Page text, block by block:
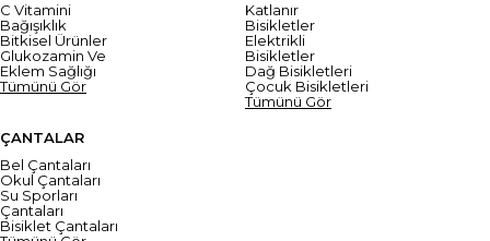
C Vitamini
Bağışıklık
Bitkisel Ürünler
Glukozamin Ve
Eklem Sağlığı
Tümünü Gör
Katlanır
Bisikletler
Elektrikli
Bisikletler
Dağ Bisikletleri
Çocuk Bisikletleri
Tümünü Gör
ÇANTALAR
Bel Çantaları
Okul Çantaları
Su Sporları
Çantaları
Bisiklet Çantaları